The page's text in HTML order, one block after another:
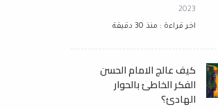
2023
اخر قراءة : منذ 30 دقيقة
كيف عالج الامام الحسن
الفكر الخاطئ بالحوار
الهادئ؟